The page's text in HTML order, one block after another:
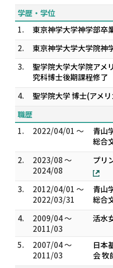
学歴・学位
1.
東京神学大学神学部卒
2.
東京神学大学大学院神
3.
聖学院大学大学院アメ
究科博士後期課程修了
4.
聖学院大学 博士(アメ
職歴
1.
2022/04/01 ～
青山
総合
2.
2023/08 ～
2024/08
プリ
3.
2012/04/01 ～
2022/03/31
青山
総合
4.
2009/04 ～
2011/03
活水
5.
2007/04 ～
2011/03
日本
会 牧